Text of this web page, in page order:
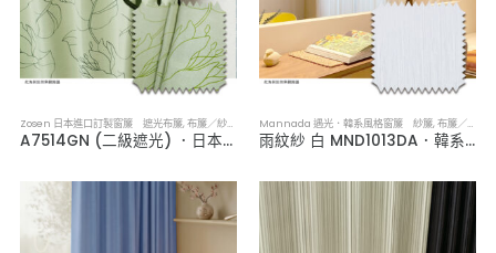
Zosen 日本進口訂製窗簾 遮光布簾,布簾／紗簾／窗簾布
A7514GN (二級遮光) ．日本進口訂製遮光布簾
Mannada 遇光．韓系風格窗簾 紗簾,布簾／紗簾／窗簾布
雨紋紗 白 MND1013DA．韓系軟裝透光紗簾